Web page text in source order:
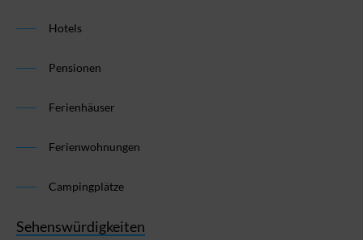
Hotels
Pensionen
Ferienhäuser
Ferienwohnungen
Campingplätze
Sehenswürdigkeiten